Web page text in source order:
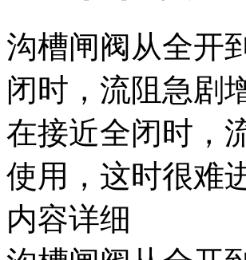
沟槽闸阀从全开
闭时，流阻急剧
在接近全闭时，
使用，这时很难
内容详细